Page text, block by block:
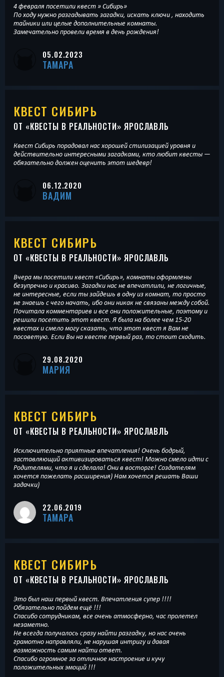
4 февраля посетили квест » Сибирь»
По ходу нужно разгадывать загадки, искать ключи , находить
тайники или целые дополнительные комнаты.
Замечательно провели время в день рождения!
05.02.2023
ТАМАРА
КВЕСТ СИБИРЬ
ОТ «КВЕСТЫ В РЕАЛЬНОСТИ» ЯРОСЛАВЛЬ
Квест Сибирь порадовал нас хорошей стилизацией уровня и
действительно интересными загадками, кто любит квесты —
обязательно должен оценить этот шедевр!
06.12.2020
ВАДИМ
КВЕСТ СИБИРЬ
ОТ «КВЕСТЫ В РЕАЛЬНОСТИ» ЯРОСЛАВЛЬ
Вчера мы посетили квест «Сибирь», комнаты оформлены
безупречно и красиво. Загадки нас не впечатлили, не логичные,
не интересные, если ты зайдешь в одну из комнат, то просто
не знаешь с чего начать, ибо они никак не связаны между собой.
Почитала комментариев и все они положительные, поэтому и
решили посетить этот квест. Я была на более чем 15-20
квестах и смело могу сказать, что этот квест я Вам не
посоветую. Если Вы на квесте первый раз, то стоит сходить.
29.08.2020
МАРИЯ
КВЕСТ СИБИРЬ
ОТ «КВЕСТЫ В РЕАЛЬНОСТИ» ЯРОСЛАВЛЬ
Исключительно приятные впечатления! Очень бодрый,
заставляющий активизироваться квест! Можно смело идти с
Родителями, что я и сделала! Они в восторге! Создателям
хочется пожелать расширения) Нам хочется решать Ваши
задачки)
22.06.2019
ТАМАРА
КВЕСТ СИБИРЬ
ОТ «КВЕСТЫ В РЕАЛЬНОСТИ» ЯРОСЛАВЛЬ
Это был наш первый квест. Впечатления супер !!!!
Обязательно пойдем ещё !!!
Спасибо сотрудникам, все очень атмосферно, час пролетел
незаметно.
Не всегда получалось сразу найти разгадку, но нас очень
грамотно направляли, не нарушая интригу и давая
возможность самим найти ответ.
Спасибо огромное за отличное настроение и кучу
положительных эмоций !!!